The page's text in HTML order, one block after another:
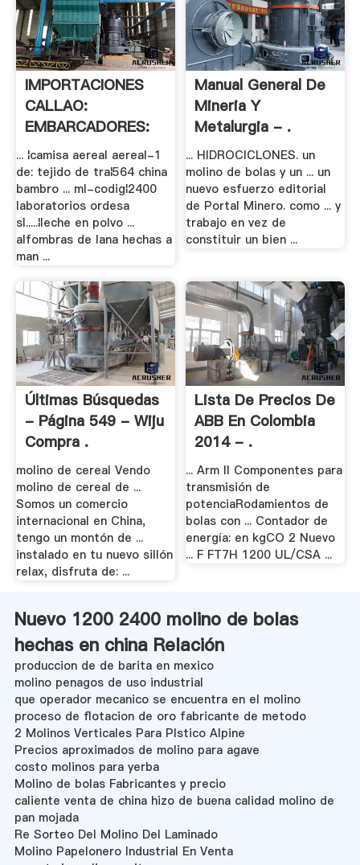
IMPORTACIONES
CALLAO:
EMBARCADORES:
03 .
... ¦camisa aereal aereal-1
de: tejido de tra¦564 china
bambro ... ml-codig¦2400
laboratorios ordesa
sl.....¦leche en polvo ...
alfombras de lana hechas a
man ...
Manual General De
Mineria Y
Metalurgia - .
... HIDROCICLONES. un
molino de bolas y un ... un
nuevo esfuerzo editorial
de Portal Minero. como ... y
trabajo en vez de
constituir un bien ...
Últimas Búsquedas
- Página 549 - Wiju
Compra .
molino de cereal Vendo
molino de cereal de ...
Somos un comercio
internacional en China,
tengo un montón de ...
instalado en tu nuevo sillón
relax, disfruta de: ...
Lista De Precios De
ABB En Colombia
2014 - .
... Arm II Componentes para
transmisión de
potenciaRodamientos de
bolas con ... Contador de
energía: en kgCO 2 Nuevo
... F FT7H 1200 UL/CSA ...
Nuevo 1200 2400 molino de bolas
hechas en china Relación
produccion de de barita en mexico
molino penagos de uso industrial
que operador mecanico se encuentra en el molino
proceso de flotacion de oro fabricante de metodo
2 Molinos Verticales Para Plstico Alpine
Precios aproximados de molino para agave
costo molinos para yerba
Molino de bolas Fabricantes y precio
caliente venta de china hizo de buena calidad molino de
pan mojada
Re Sorteo Del Molino Del Laminado
Molino Papelonero Industrial En Venta